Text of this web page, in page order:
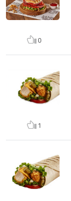
0
1